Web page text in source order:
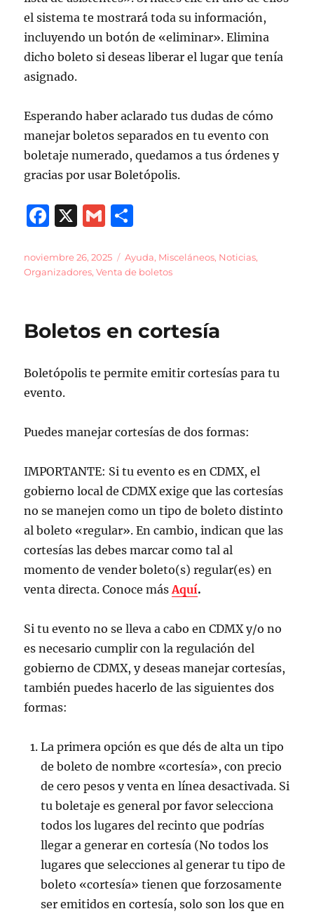
el sistema te mostrará toda su información,
incluyendo un botón de «eliminar». Elimina
dicho boleto si deseas liberar el lugar que tenía
asignado.
Esperando haber aclarado tus dudas de cómo
manejar boletos separados en tu evento con
boletaje numerado, quedamos a tus órdenes y
gracias por usar Boletópolis.
F
c
e
o
k
X
G
ai
l
m
p
rt
Publicado
el
noviembre 26, 2025 Categorías
Ayuda, Misceláneos, Noticias,
Organizadores,Venta de boletos
Boletos en cortesía
Boletópolis te permite emitir cortesías para tu
evento.
Puedes manejar cortesías de dos formas:
IMPORTANTE: Si tu evento es en CDMX, el
gobierno local de CDMX exige que las cortesías
no se manejen como un tipo de boleto distinto
al boleto «regular». En cambio, indican que las
cortesías las debes marcar como tal al
momento de vender boleto(s) regular(es) en
venta directa. Conoce másAquí.
Si tu evento no se lleva a cabo en CDMX y/o no
es necesario cumplir con la regulación del
gobierno de CDMX, y deseas manejar cortesías,
también puedes hacerlo de las siguientes dos
formas:
La primera opción es que dés de alta un tipo
de boleto de nombre «cortesía», con precio
de cero pesos y venta en línea desactivada. Si
tu boletaje es general por favor selecciona
todos los lugares del recinto que podrías
llegar a generar en cortesía (No todos los
lugares que selecciones al generar tu tipo de
boleto «cortesía» tienen que forzosamente
ser emitidos en cortesía, solo son los que en